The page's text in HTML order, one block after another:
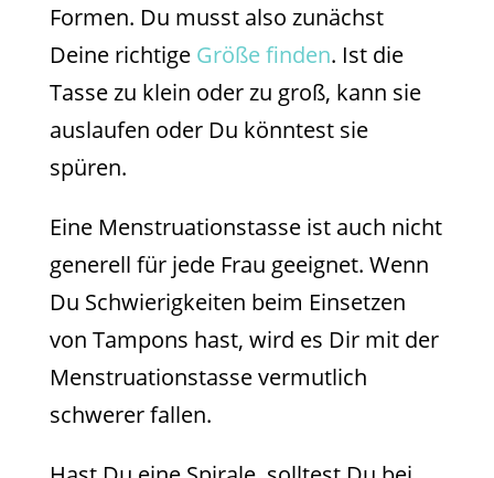
Formen. Du musst also zunächst
Deine richtige Größe finden. Ist die
Tasse zu klein oder zu groß, kann sie
auslaufen oder Du könntest sie
spüren.
Eine Menstruationstasse ist auch nicht
generell für jede Frau geeignet. Wenn
Du Schwierigkeiten beim Einsetzen
von Tampons hast, wird es Dir mit der
Menstruationstasse vermutlich
schwerer fallen.